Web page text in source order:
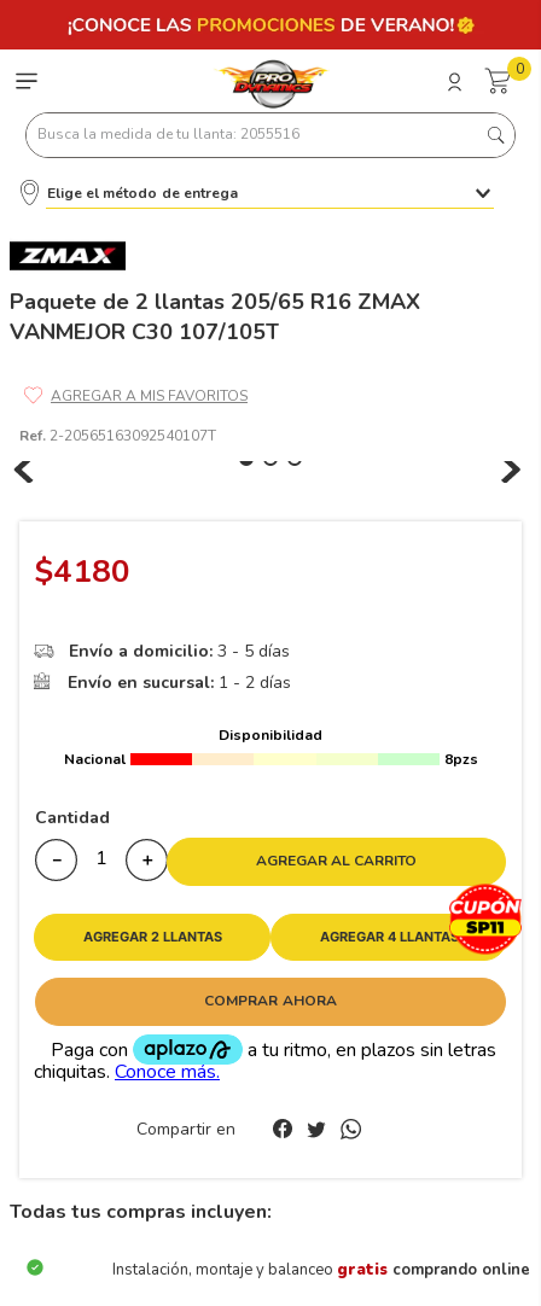
0
Busca la medida de tu llanta: 2055516
Elige el método de entrega
Paquete de 2 llantas 205/65 R16 ZMAX
VANMEJOR C30 107/105T
Ref. 2-20565163092540107T
$4180
Envío a domicilio: 3 - 5 días
Envío en sucursal: 1 - 2 días
Disponibilidad
Nacional
8pzs
Cantidad
＋
－ AGREGAR AL CARRITO
AGREGAR 2 LLANTAS AGREGAR 4 LLANTAS
COMPRAR AHORA
Compartir en
Todas tus compras incluyen:
Instalación, montaje y balanceo gratis comprando online
Términos más buscados
2
3
6 185